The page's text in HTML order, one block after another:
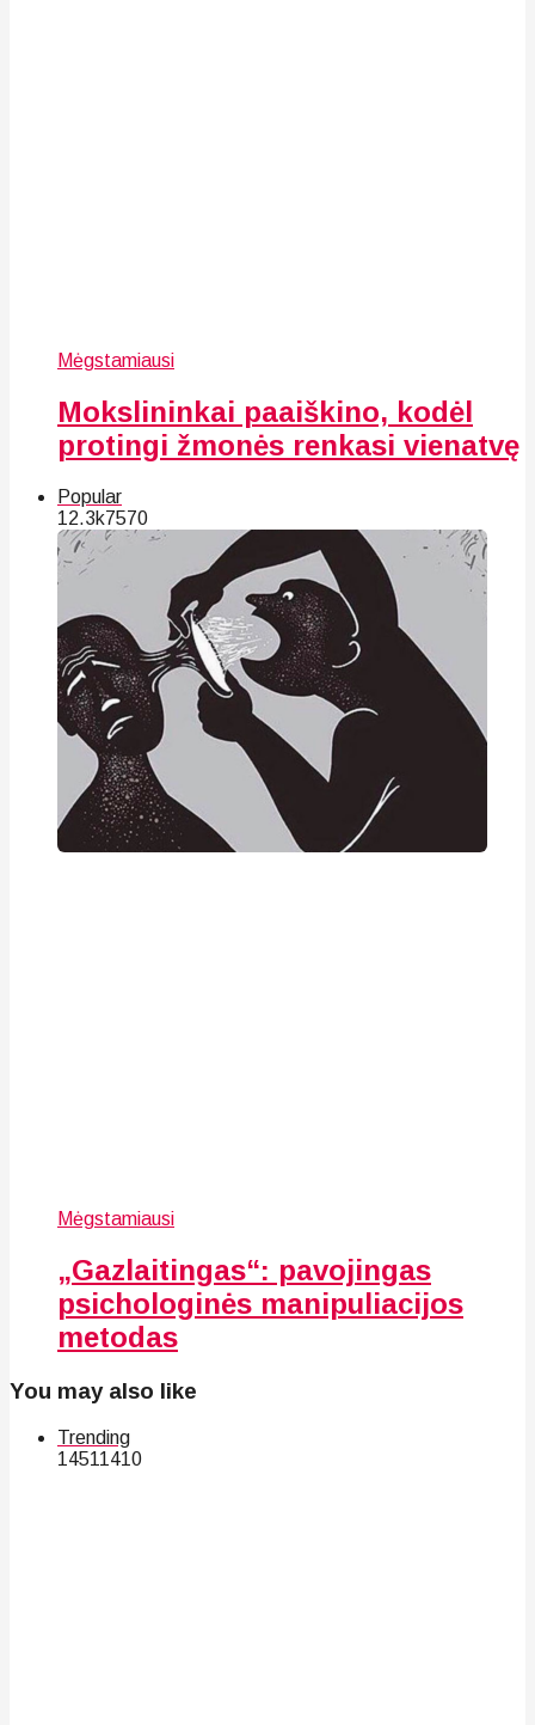
Mėgstamiausi
Mokslininkai paaiškino, kodėl
protingi žmonės renkasi vienatvę
Popular
12.3k7570
Mėgstamiausi
„Gazlaitingas“: pavojingas
psichologinės manipuliacijos
metodas
You may also like
Trending
14511410